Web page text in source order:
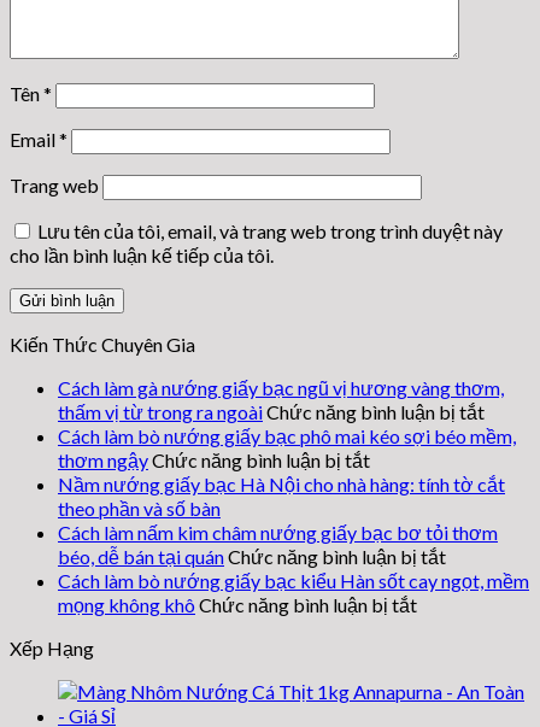
Tên*
Email*
Trang web
Lưu tên của tôi, email, và trang web trong trình duyệt này
cho lần bình luận kế tiếp của tôi.
Kiến Thức Chuyên Gia
Cách làm gà nướng giấy bạc ngũ vị hương vàng thơm,
thấm vị từ trong ra ngoàiChức năng bình luận bị tắtở
Cách
gà
giấy
ngũ
thấm
Cách làm bò nướng giấy bạc phô mai kéo sợi béo mềm,
thơm ngậyChức năng bình luận bị tắtở
Cách
bò
nướng
giấy
bạc
sợi
Nầm nướng giấy bạc Hà Nội cho nhà hàng: tính tờ cắt
theo phần và số bàn
Cách làm nấm kim châm nướng giấy bạc bơ tỏi thơm
béo, dễ bán tại quánChức năng bình luận bị tắtở
Cách
nướng
Cách làm bò nướng giấy bạc kiểu Hàn sốt cay ngọt, mềm
mọng không khô Chức năng bình luận bị tắtở
nướng
Xếp Hạng